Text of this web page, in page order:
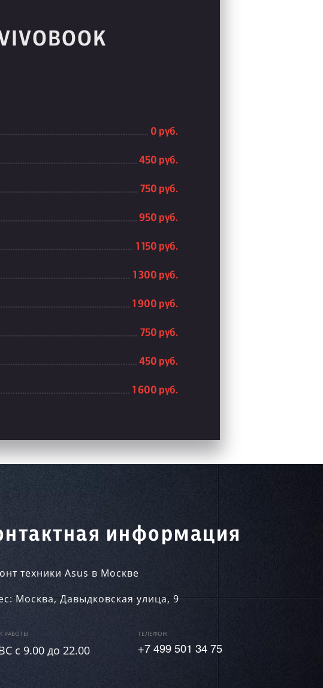
0 руб.
450 руб.
750 руб.
950 руб.
1 150 руб.
1 300 руб.
1 900 руб.
750 руб.
450 руб.
1 600 руб.
информация
техники Asus в Москве
Москва,Давыдковская улица, 9
РАБОТЫ
c 9.00 до 22.00
ТЕЛЕФОН
+7 499 501 34 75